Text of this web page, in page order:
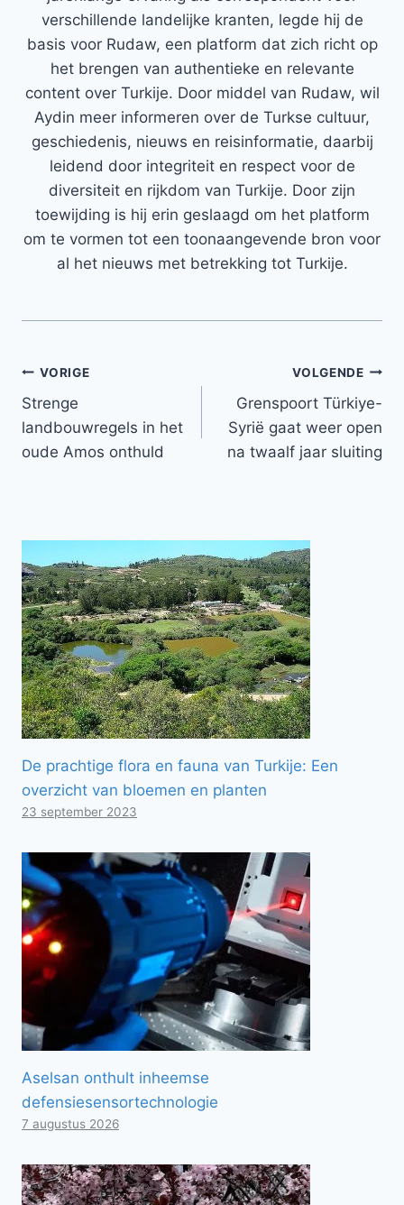
verschillende landelijke kranten, legde hij de
basis voor Rudaw, een platform dat zich richt op
het brengen van authentieke en relevante
content over Turkije. Door middel van Rudaw, wil
Aydin meer informeren over de Turkse cultuur,
geschiedenis, nieuws en reisinformatie, daarbij
leidend door integriteit en respect voor de
diversiteit en rijkdom van Turkije. Door zijn
toewijding is hij erin geslaagd om het platform
om te vormen tot een toonaangevende bron voor
al het nieuws met betrekking tot Turkije.
Bericht
navigatie
VORIGE
Strenge
landbouwregels in het
oude Amos onthuld
VOLGENDE
Grenspoort Türkiye-
Syrië gaat weer open
na twaalf jaar sluiting
De prachtige flora en fauna van Turkije: Een
overzicht van bloemen en planten
23 september 2023
Aselsan onthult inheemse
defensiesensortechnologie
7 augustus 2026